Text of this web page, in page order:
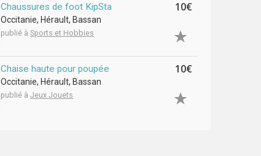
Chaussures de foot KipSta
Occitanie, Hérault, Bassan
publié àSports et Hobbies
10€
Chaise haute pour poupée
Occitanie, Hérault, Bassan
publié àJeux Jouets
10€